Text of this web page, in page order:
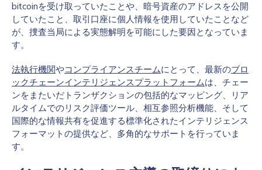
bitcoinを受け取っていたことや、暗号資産のアドレスを公開
していたこと、取引口座に個人情報を使用していたことなど
が、捜査当局による実態解明を可能にした要因となっていま
す。
法執行機関やコンプライアンスチームにとって、最新のブロ
ックチェーンインテリジェンスプラットフォームは、チェー
ンをまたいだトランザクションの包括的なマッピング、リア
ルタイムでのリスク評価ツール、相互参照分析機能、そして
国際的な情報共有を促進する標準化されたインテリジェンス
フォーマットの提供など、多角的なサポートを行っていま
す。